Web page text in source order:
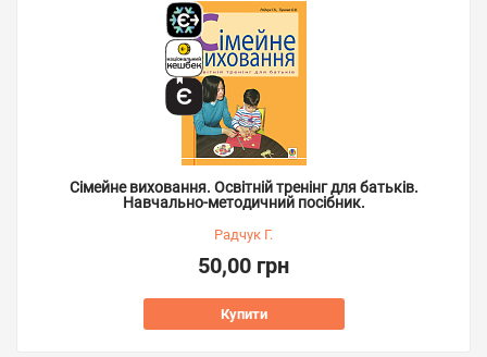
Сімейне виховання. Освітній тренінг для батьків.
Навчально-методичний посібник.
Радчук Г.
50,00 грн
Купити